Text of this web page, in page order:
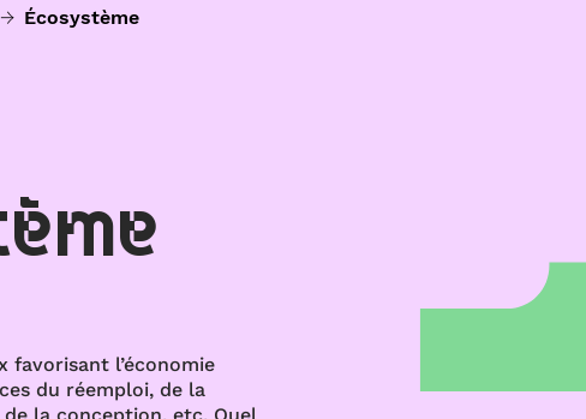
Écosystème
favorisant l’économie
du réemploi, de la